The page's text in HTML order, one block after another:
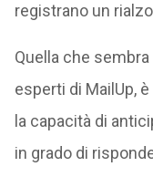
registrano un
Quella che
esperti di MailUp, è
la capacità di
in grado di